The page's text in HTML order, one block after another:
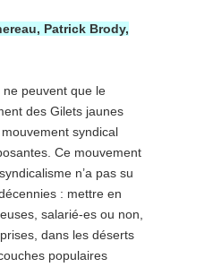
Patrick Brody,
ne peuvent que le
des Gilets jaunes
syndical
Ce mouvement
n’a pas su
: mettre en
salarié-es ou non,
dans les déserts
populaires